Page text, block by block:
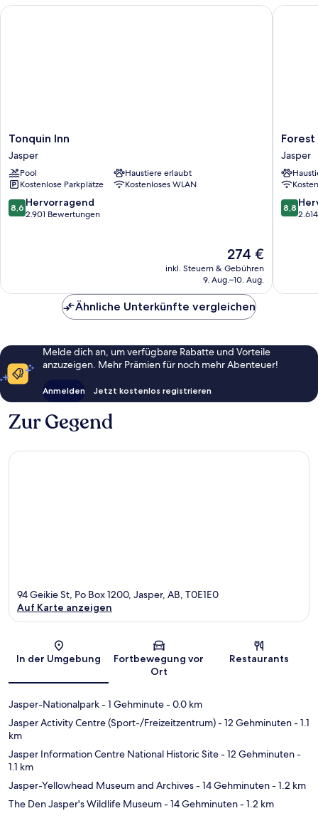
Tonquin
Inn
Jasper
Tonquin Inn
Jasper
Pool
Haustiere erlaubt
Kostenlose Parkplätze
Kostenloses WLAN
8.6
von
8,6 Hervorragend
2.901 Bewertungen
Der
Preis
beträgt
274 €
inkl. Steuern & Gebühren
9. Aug.–10. Aug.
Tonquin Inn
Forest
Park
Hotel
Jasper
Forest
Jasper
8.8
von
8,8
Forest
Ähnliche Unterkünfte vergleichen
Melde dich an, um verfügbare Rabatte und Vorteile
anzuzeigen. Mehr Prämien für noch mehr Abenteuer!
Anmelden Jetzt kostenlos registrieren
Zur Gegend
Karte
94 Geikie St, Po Box 1200, Jasper, AB, T0E1E0
Auf Karte anzeigen
In der Umgebung
Fortbewegung vor
Ort
Restaurants
Jasper-Nationalpark- 1 Gehminute- 0.0 km
Jasper Activity Centre (Sport-/Freizeitzentrum)- 12 Gehminuten- 1.1
km
Jasper Information Centre National Historic Site- 12 Gehminuten-
1.1 km
Jasper-Yellowhead Museum and Archives- 14 Gehminuten- 1.2 km
The Den Jasper's Wildlife Museum- 14 Gehminuten- 1.2 km